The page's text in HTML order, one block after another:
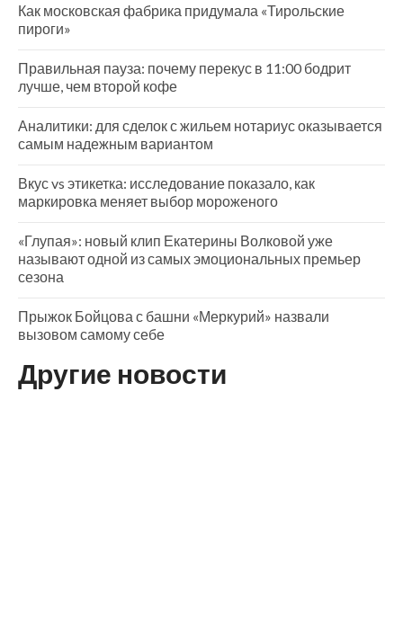
Как московская фабрика придумала «Тирольские
пироги»
Правильная пауза: почему перекус в 11:00 бодрит
лучше, чем второй кофе
Аналитики: для сделок с жильем нотариус оказывается
самым надежным вариантом
Вкус vs этикетка: исследование показало, как
маркировка меняет выбор мороженого
«Глупая»: новый клип Екатерины Волковой уже
называют одной из самых эмоциональных премьер
сезона
Прыжок Бойцова с башни «Меркурий» назвали
вызовом самому себе
Другие новости